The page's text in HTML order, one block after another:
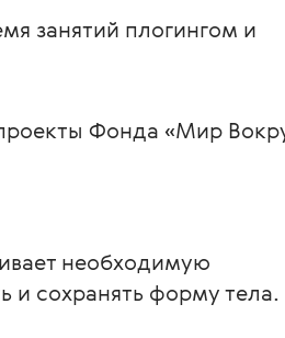
занятий плогингом и
Фонда «Мир
необходимую
и сохранять форму тела.